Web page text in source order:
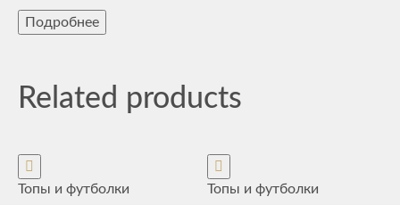
Подробнее
Related products
Топы и футболки
Топы и футболки